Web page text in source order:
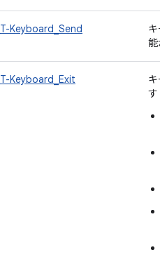
T-Keyboard_Send
能
T-Keyboard_Exit
す